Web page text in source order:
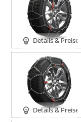
Details & Preise
Details & Preise